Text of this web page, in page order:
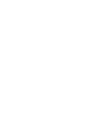
Share